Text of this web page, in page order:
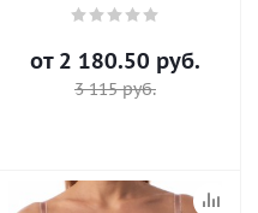
от 2 180.50 руб.
3 115 руб.